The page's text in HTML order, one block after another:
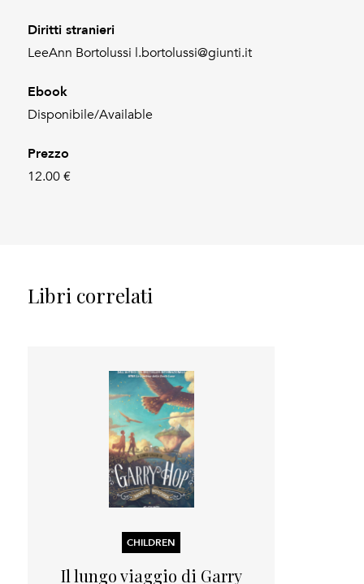
Diritti stranieri
LeeAnn Bortolussi l.bortolussi@giunti.it
Ebook
Disponibile/Available
Prezzo
12.00 €
Libri correlati
CHILDREN
Il lungo viaggio di Garry